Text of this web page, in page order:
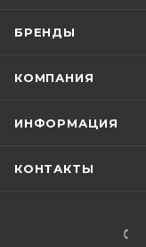
БРЕНДЫ
КОМПАНИЯ
ИНФОРМАЦИЯ
КОНТАКТЫ